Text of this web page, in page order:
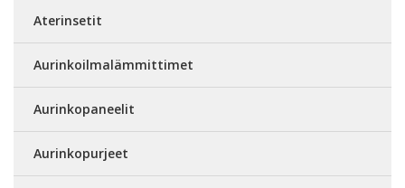
Aterinsetit
Aurinkoilmalämmittimet
Aurinkopaneelit
Aurinkopurjeet